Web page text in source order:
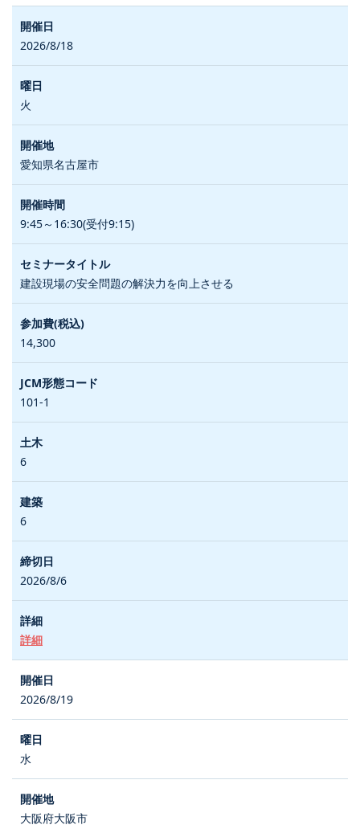
2026/8/18
火
愛知県名古屋市
9:45～16:30(受付9:15)
建設現場の安全問題の解決力を向上させる
14,300
101-1
6
6
2026/8/6
詳細
2026/8/19
水
大阪府大阪市